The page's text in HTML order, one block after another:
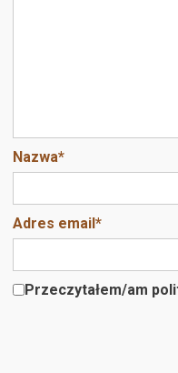
Nazwa*
Adres email*
Przeczytałem/am